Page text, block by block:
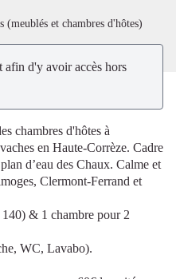
(meublés et chambres d'hôtes)
afin d'y avoir accès hors
chambres d'hôtes à
en Haute-Corrèze. Cadre
d’eau des Chaux. Calme et
Clermont-Ferrand et
& 1 chambre pour 2
WC, Lavabo).